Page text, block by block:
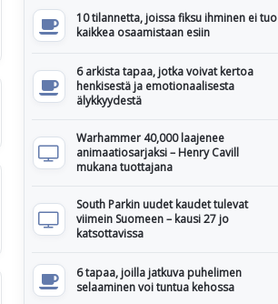
10 tilannetta, joissa fiksu ihminen ei tuo
kaikkea osaamistaan esiin
6 arkista tapaa, jotka voivat kertoa
henkisestä ja emotionaalisesta
älykkyydestä
Warhammer 40,000 laajenee
animaatiosarjaksi – Henry Cavill
mukana tuottajana
South Parkin uudet kaudet tulevat
viimein Suomeen – kausi 27 jo
katsottavissa
6 tapaa, joilla jatkuva puhelimen
selaaminen voi tuntua kehossa